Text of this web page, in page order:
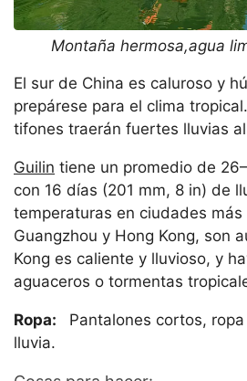
Montaña hermosa,agua
El sur de China es caluroso y
prepárese para el clima
tifones traerán fuertes lluvias
Guilin tiene un promedio de
con 16 días (201 mm, 8 in) de
temperaturas en ciudades más
Guangzhou y Hong Kong, son
Kong es caliente y lluvioso, y
aguaceros o tormentas
Ropa:
Pantalones cortos,
lluvia.